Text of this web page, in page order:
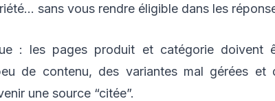
sans vous rendre éligible dans les
: les pages produit et catégorie doivent
de contenu, des variantes mal gérées et
une source “citée”.